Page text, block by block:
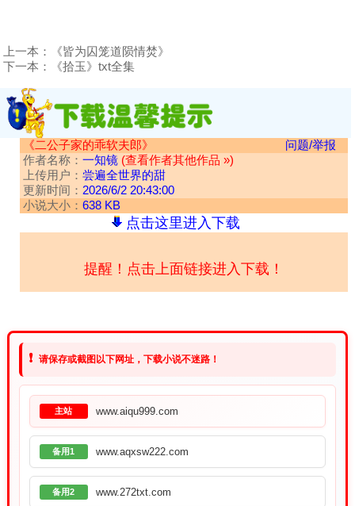
上一本：
《皆为囚笼道陨情焚》
下一本：
《拾玉》txt全集
《二公子家的乖软夫郎》
问题/举报
作者名称： 一知镜 (查看作者其他作品 »)
上传用户： 尝遍全世界的甜
更新时间： 2026/6/2 20:43:00
小说大小： 638 KB
点击这里进入下载
提醒！点击上面链接进入下载！
❗ 请保存或截图以下网址，下载小说不迷路！
主站 www.aiqu999.com
备用1 www.aqxsw222.com
备用2 www.272txt.com